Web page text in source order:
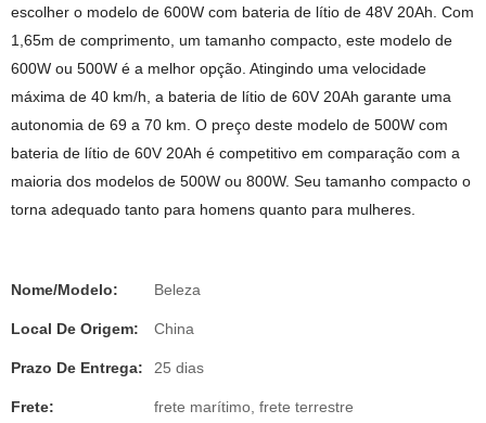
escolher o modelo de 600W com bateria de lítio de 48V 20Ah. Com
1,65m de comprimento, um tamanho compacto, este modelo de
600W ou 500W é a melhor opção. Atingindo uma velocidade
máxima de 40 km/h, a bateria de lítio de 60V 20Ah garante uma
autonomia de 69 a 70 km. O preço deste modelo de 500W com
bateria de lítio de 60V 20Ah é competitivo em comparação com a
maioria dos modelos de 500W ou 800W. Seu tamanho compacto o
torna adequado tanto para homens quanto para mulheres.
Nome/Modelo: Beleza
Local De Origem: China
Prazo De Entrega: 25 dias
Frete: frete marítimo, frete terrestre